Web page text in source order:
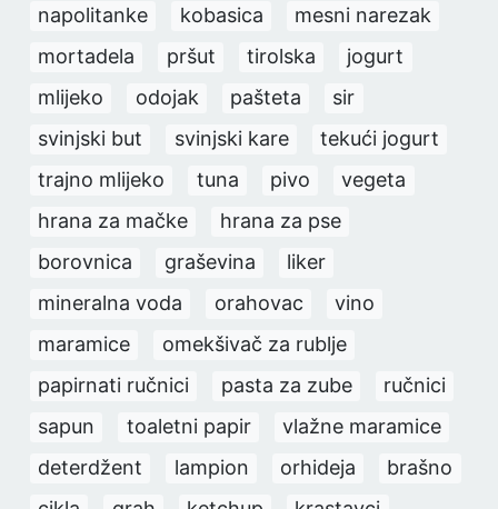
napolitanke
kobasica
mesni narezak
mortadela
pršut tirolska
jogurt
mlijeko
odojak pašteta
sir
svinjski but
svinjski kare
tekući jogurt
trajno mlijeko
tuna pivo
vegeta
hrana za mačke
hrana za pse
borovnica
graševina
liker
mineralna voda
orahovac
vino
maramice
omekšivač za rublje
papirnati ručnici
pasta za zube
ručnici
sapun
toaletni papir
vlažne maramice
deterdžent
lampion orhideja
brašno